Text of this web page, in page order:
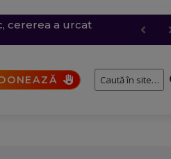
cererea a urcat
logistic cheie
consilier
analizat de SRI
interese. Ce case,